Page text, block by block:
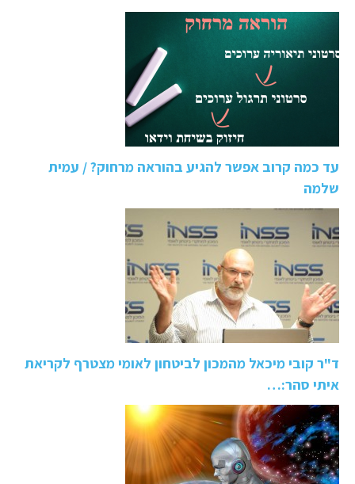
עד כמה קרוב אפשר להגיע בהוראה מרחוק? / עמית
שלמה
ד"ר קובי מיכאל מהמכון לביטחון לאומי מצטרף לקריאת
איתי סהר:…